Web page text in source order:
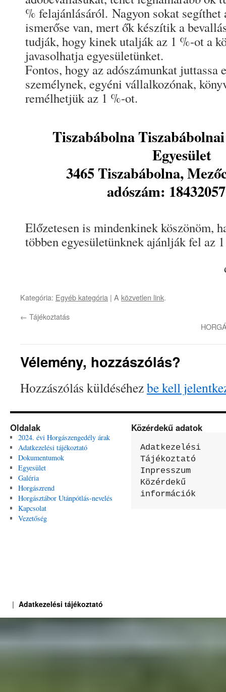
% felajánlásáról. Nagyon sokat segíthet
ismerőse van, mert ők készítik a
tudják, hogy kinek utalják az 1 %-ot a
javasolhatja egyesületünket.
Fontos, hogy az adószámunkat juttassa
személynek, egyéni vállalkozónak,
remélhetjük az 1 %-ot.
Tiszabábolna
Egyesület
3465 Tiszabábolna,
adószám:
Előzetesen is mindenkinek köszönöm,
többen egyesületünknek ajánlják fel az
Kategória: Egyéb kategória | A közvetlen link.
← Tájékoztatás
Vélemény, hozzászólás?
Hozzászólás küldéséhezbe kell
Oldalak
2024. évi Horgászengedély árak
Adatkezelési tájékoztató
Dokumentumok
Egyesület
Galéria
Horgászrend
Horgásztábor Utánpótlás-nevelés
Kapcsolat
Vezetőség
Közérdekű adatok
Adatkezelési
Tájékoztató
Inpresszum
Közérdekű
információk
Adatkezelési tájékoztató